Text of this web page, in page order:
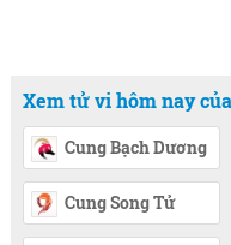
Xem tử vi hôm nay
Cung Bạch Dương
Cung Song Tử